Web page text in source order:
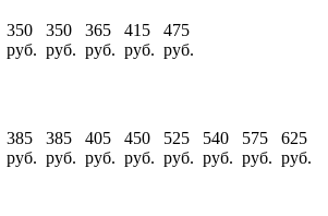
350
руб.
350
руб.
365
руб.
415
руб.
475
руб.
385
руб.
385
руб.
405
руб.
450
руб.
525
руб.
540
руб.
575
руб.
625
руб.